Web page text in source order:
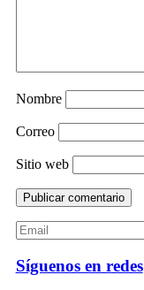
Nombre
Correo
Sitio web
Síguenos en redes